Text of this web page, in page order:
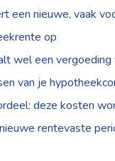
een nieuwe, vaak
op
wel een
van je
deze kosten
rentevaste